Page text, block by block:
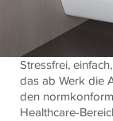
Stressfrei,
das ab Werk die
den
Healthcare-